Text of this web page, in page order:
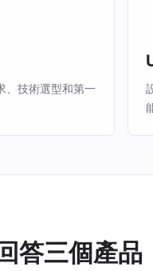
、技術選型和第一
答三個產品